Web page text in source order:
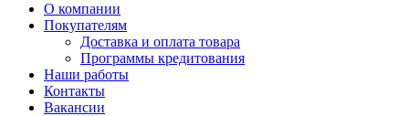
О компании
Покупателям
Доставка и оплата товара
Программы кредитования
Наши работы
Контакты
Вакансии